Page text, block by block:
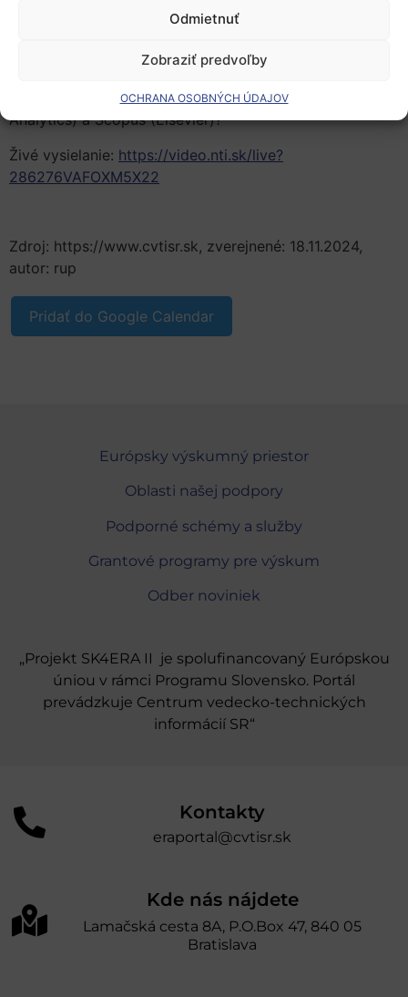
Odmietnuť
Zobraziť predvoľby
OCHRANA OSOBNÝCH ÚDAJOV
nové perspektívy a príležitosti. Patenty odrážajú
obohacujú profily výskumníkov. Aké informácie o
bibliometrické databázy Web of Science (Clarivate
Analytics) a Scopus (Elsevier)?
Živé vysielanie: https://video.nti.sk/live?
286276VAFOXM5X22
Zdroj: https://www.cvtisr.sk, zverejnené: 18.11.2024,
autor: rup
Pridať do Google Calendar
Európsky výskumný priestor
Oblasti našej podpory
Podporné schémy a služby
Grantové programy pre výskum
Odber noviniek
„Projekt SK4ERA II je spolufinancovaný Európskou
úniou v rámci Programu Slovensko. Portál
prevádzkuje Centrum vedecko-technických
informácií SR“
Kontakty
eraportal@cvtisr.sk
Kde nás nájdete
Lamačská cesta 8A, P.O.Box 47, 840 05
Bratislava